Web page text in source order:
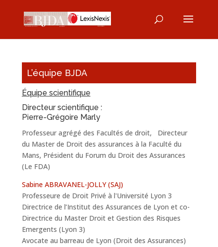
L’équipe BJDA
Équipe scientifique
Directeur scientifique :
Pierre-Grégoire Marly
Professeur agrégé des Facultés de droit, Directeur
du Master de Droit des assurances à la Faculté du
Mans, Président du Forum du Droit des Assurances
(Le FDA)
Sabine ABRAVANEL-JOLLY (SAJ)
Professeure de Droit Privé à l'Université Lyon 3
Directrice de l’Institut des Assurances de Lyon et co-
Directrice du Master Droit et Gestion des Risques
Emergents (Lyon 3)
Avocate au barreau de Lyon (Droit des Assurances)